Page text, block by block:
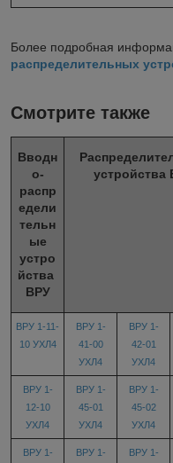
Более подробная
распределительных
Смотрите также
Вводн
о-
распр
едели
тельн
ые
устро
йства
ВРУ
устройства
ВРУ 1-11-
10 УХЛ4
ВРУ 1-
41-00
УХЛ4
ВРУ 1-
42-01
УХЛ4
ВРУ 1-
12-10
УХЛ4
ВРУ 1-
45-01
УХЛ4
ВРУ 1-
45-02
УХЛ4
ВРУ 1- ВРУ 1- ВРУ 1-